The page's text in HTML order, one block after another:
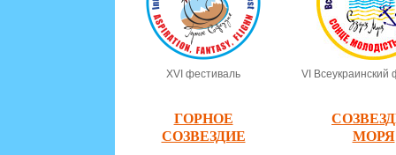
XVI фестиваль
ГОРНОЕ
СОЗВЕЗДИЕ
VI Всеукраинский
МОРЯ